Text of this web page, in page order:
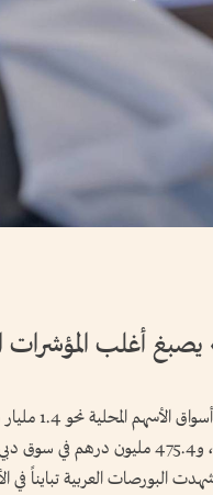
يصبغ أغلب المؤشرات
البورصات العربية تبايناً